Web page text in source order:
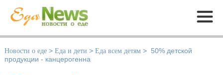
Меню
Новости о еде > Еда и дети > Еда всем детям > 50% детской
продукции - канцерогенна